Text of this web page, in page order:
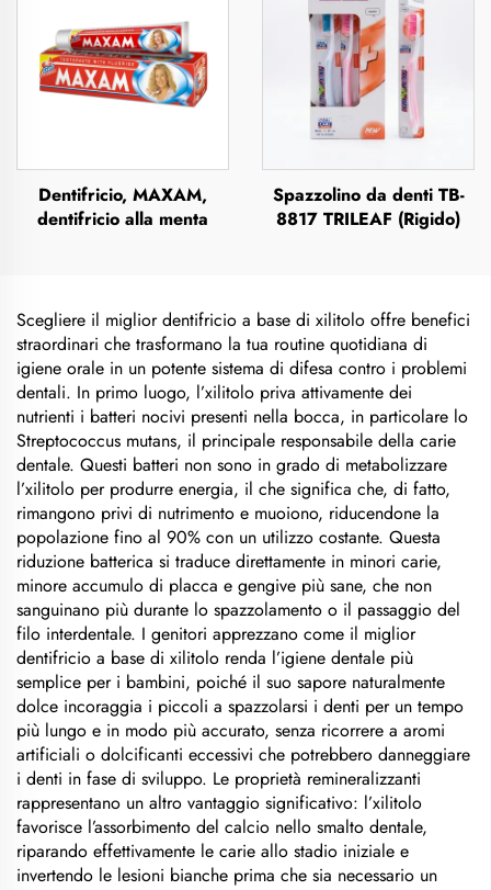
Dentifricio, MAXAM,
dentifricio alla menta
Spazzolino da denti TB-
8817 TRILEAF (Rigido)
Scegliere il miglior dentifricio a base di xilitolo offre benefici
straordinari che trasformano la tua routine quotidiana di
igiene orale in un potente sistema di difesa contro i problemi
dentali. In primo luogo, l’xilitolo priva attivamente dei
nutrienti i batteri nocivi presenti nella bocca, in particolare lo
Streptococcus mutans, il principale responsabile della carie
dentale. Questi batteri non sono in grado di metabolizzare
l’xilitolo per produrre energia, il che significa che, di fatto,
rimangono privi di nutrimento e muoiono, riducendone la
popolazione fino al 90% con un utilizzo costante. Questa
riduzione batterica si traduce direttamente in minori carie,
minore accumulo di placca e gengive più sane, che non
sanguinano più durante lo spazzolamento o il passaggio del
filo interdentale. I genitori apprezzano come il miglior
dentifricio a base di xilitolo renda l’igiene dentale più
semplice per i bambini, poiché il suo sapore naturalmente
dolce incoraggia i piccoli a spazzolarsi i denti per un tempo
più lungo e in modo più accurato, senza ricorrere a aromi
artificiali o dolcificanti eccessivi che potrebbero danneggiare
i denti in fase di sviluppo. Le proprietà remineralizzanti
rappresentano un altro vantaggio significativo: l’xilitolo
favorisce l’assorbimento del calcio nello smalto dentale,
riparando effettivamente le carie allo stadio iniziale e
invertendo le lesioni bianche prima che sia necessario un